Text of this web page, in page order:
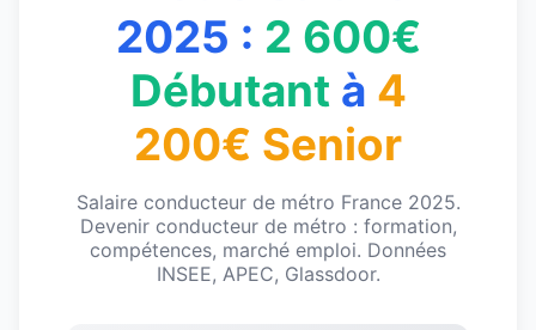
2025 : 2 600€
Débutant à 4
200€ Senior
Salaire conducteur de métro France 2025.
Devenir conducteur de métro : formation,
compétences, marché emploi. Données
INSEE, APEC, Glassdoor.